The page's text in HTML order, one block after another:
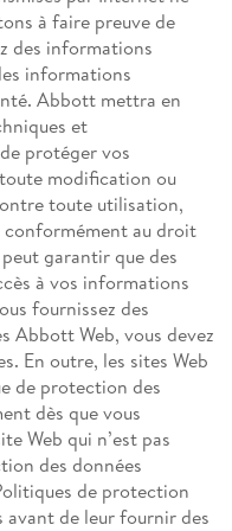
à faire preuve de
des informations
informations
Abbott mettra en
et
protéger vos
modification ou
toute utilisation,
au droit
garantir que des
à vos informations
fournissez des
Abbott Web, vous devez
En outre, les sites Web
de protection des
dès que vous
Web qui n’est pas
des données
de protection
avant de leur fournir des